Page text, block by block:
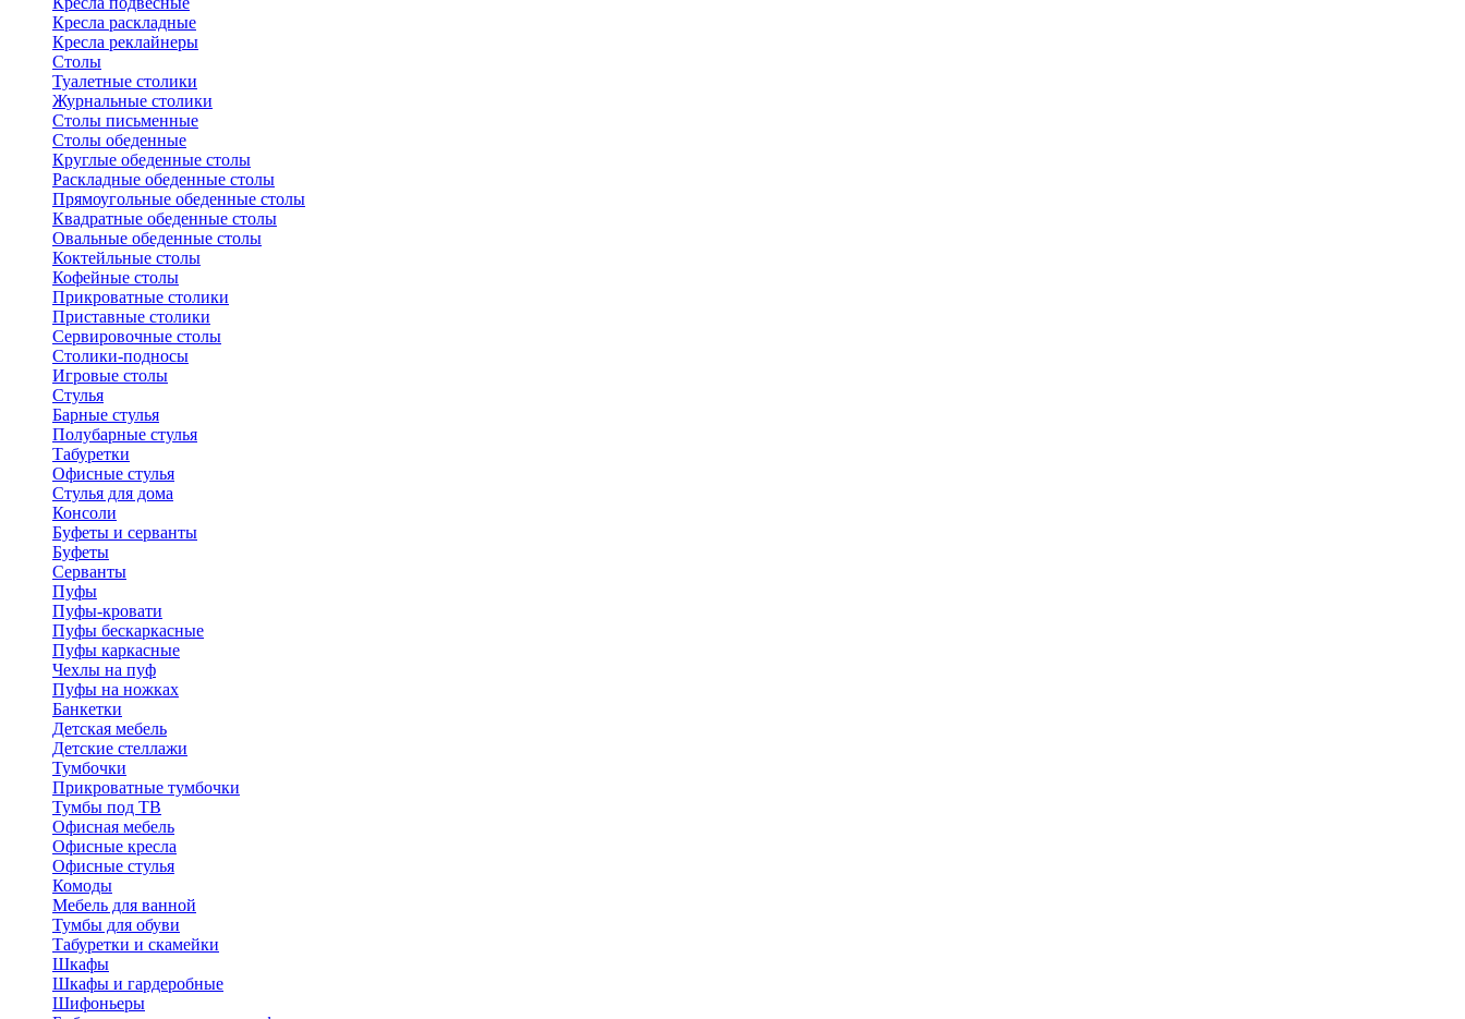
Кресла раскладные
Кресла реклайнеры
Столы
Туалетные столики
Журнальные столики
Столы письменные
Столы обеденные
Круглые обеденные столы
Раскладные обеденные столы
Прямоугольные обеденные столы
Квадратные обеденные столы
Овальные обеденные столы
Коктейльные столы
Кофейные столы
Прикроватные столики
Приставные столики
Сервировочные столы
Столики-подносы
Игровые столы
Стулья
Барные стулья
Полубарные стулья
Табуретки
Офисные стулья
Стулья для дома
Консоли
Буфеты и серванты
Буфеты
Серванты
Пуфы
Пуфы-кровати
Пуфы бескаркасные
Пуфы каркасные
Чехлы на пуф
Пуфы на ножках
Банкетки
Детская мебель
Детские стеллажи
Тумбочки
Прикроватные тумбочки
Тумбы под ТВ
Офисная мебель
Офисные кресла
Офисные стулья
Комоды
Мебель для ванной
Тумбы для обуви
Табуретки и скамейки
Шкафы
Шкафы и гардеробные
Шифоньеры